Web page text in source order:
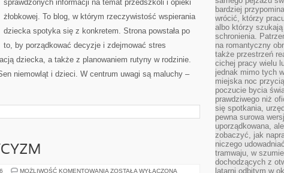
sprawdzonych informacji na temat przedszkoli i opieki
żłobkowej. To blog, w którym rzeczywistość wspierania
dziecka spotyka się z konkretem. Strona powstała po
to, by porządkować decyzje i zdejmować stres
dziecka, a także z planowaniem rutyny w rodzinie.
niemowląt i dzieci. W centrum uwagi są maluchy –
MOŻLIWOŚĆ KOMENTOWANIA ATEIZM
ZOSTAŁA WYŁĄCZONA
bardziej
wrócić, którzy
albo którzy
schronienia.
na romantyczny
także przestrzeń
cichej pracy wielu
jednak mimo tych
miejska noc
poczucie bycia
prawdziwego niż
się spotkania,
pewna surowa
uporządkowana,
zobaczyć, jak
niczego
tramwaju, w
dochodzących z
latarni odbitym w